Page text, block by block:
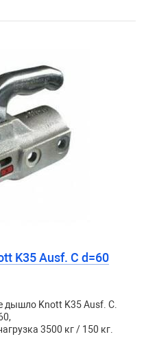
K35 Ausf. C d=60
дышло Knott K35 Ausf. C.
3500 кг / 150 кг.